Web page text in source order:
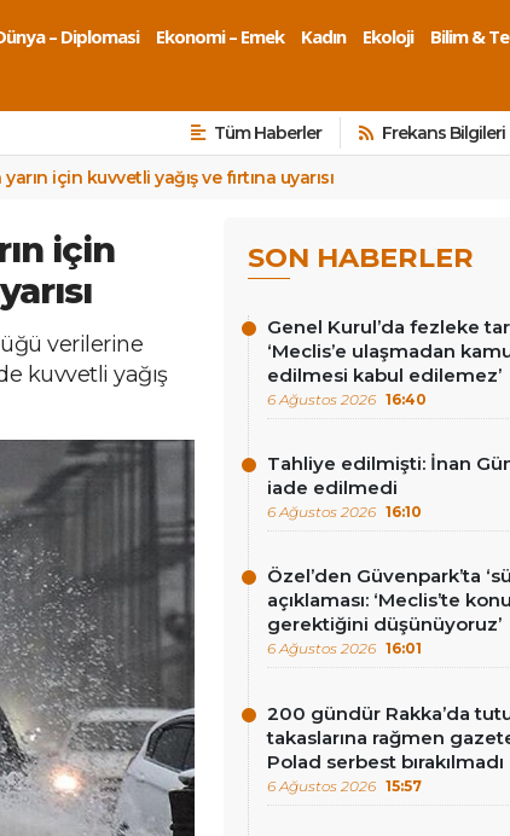
– Diplomasi Ekonomi – Emek Kadın Ekoloji
Bilim &
Tüm Haberler Frekans Bilgileri
için kuvvetli yağış ve fırtına uyarısı
için
verilerine
kuvvetli yağış
SON HABERLER
Genel Kurul’da fezleke
‘Meclis’e ulaşmadan
edilmesi kabul edilemez’
6 Ağustos 2026 16:40
Tahliye edilmişti: İnan
iade edilmedi
6 Ağustos 2026 16:10
Özel’den Güvenpark’ta
açıklaması: ‘Meclis’te
gerektiğini düşünüyoruz’
6 Ağustos 2026 16:01
200 gündür Rakka’da
takaslarına rağmen
Polad serbest bırakılmadı
6 Ağustos 2026 15:57